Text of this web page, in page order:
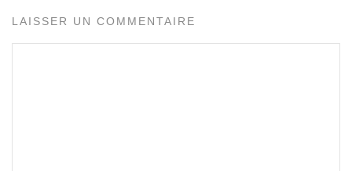
LAISSER UN COMMENTAIRE